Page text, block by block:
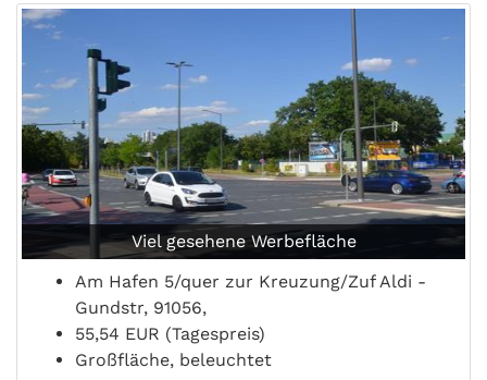
Viel gesehene Werbefläche
Am Hafen 5/quer zur Kreuzung/Zuf Aldi -
Gundstr, 91056,
55,54 EUR (Tagespreis)
Großfläche, beleuchtet